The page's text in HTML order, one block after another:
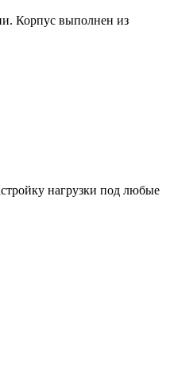
Корпус выполнен из
нагрузки под любые